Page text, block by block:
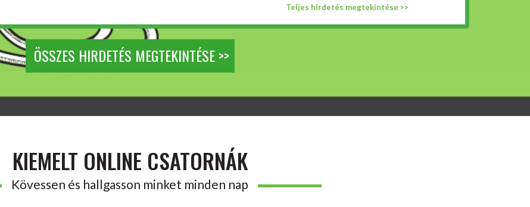
Teljes hirdetés megtekintése >>
ÖSSZES HIRDETÉS MEGTEKINTÉSE >>
KIEMELT ONLINE CSATORNÁK
Kövessen és hallgasson minket minden nap